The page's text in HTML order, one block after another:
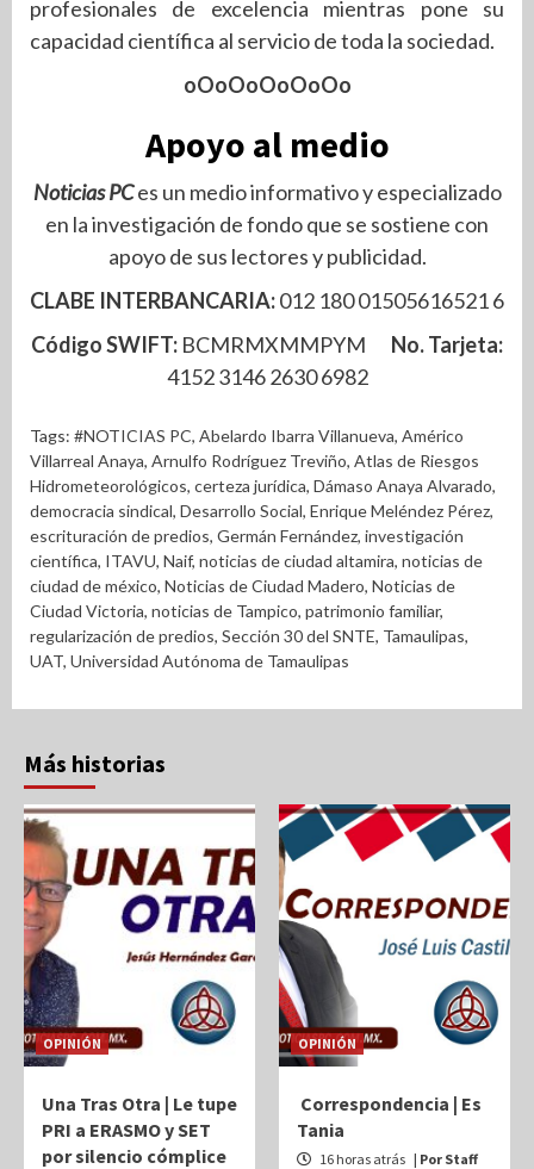
profesionales de excelencia mientras pone su
capacidad científica al servicio de toda la sociedad.
oOoOoOoOoOo
Apoyo al medio
Noticias PCes un medio informativo y especializado
en la investigación de fondo que se sostiene con
apoyo de sus lectores y publicidad.
CLABE INTERBANCARIA:012 180 01505616521 6
Código SWIFT: BCMRMXMMPYM No. Tarjeta:
4152 3146 2630 6982
Tags: #NOTICIAS PC, Abelardo Ibarra Villanueva, Américo
Villarreal Anaya, Arnulfo Rodríguez Treviño, Atlas de Riesgos
Hidrometeorológicos, certeza jurídica, Dámaso Anaya Alvarado,
democracia sindical, Desarrollo Social, Enrique Meléndez Pérez,
escrituración de predios, Germán Fernández, investigación
científica, ITAVU, Naif, noticias de ciudad altamira, noticias de
ciudad de méxico, Noticias de Ciudad Madero, Noticias de
Ciudad Victoria, noticias de Tampico, patrimonio familiar,
regularización de predios, Sección 30 del SNTE, Tamaulipas,
UAT, Universidad Autónoma de Tamaulipas
Más historias
OPINIÓN
Una Tras Otra | Le tupe
PRI a ERASMO y SET
por silencio cómplice
OPINIÓN
Correspondencia | Es
Tania
16 horas atrás | Por Staff